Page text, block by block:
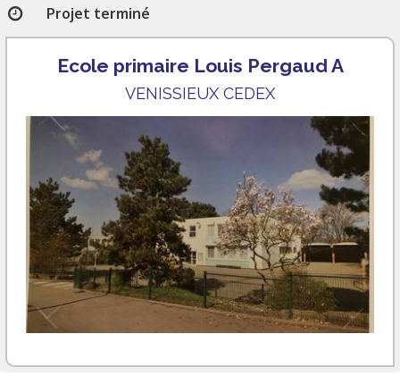
Projet terminé
Ecole primaire Louis Pergaud A
VENISSIEUX CEDEX